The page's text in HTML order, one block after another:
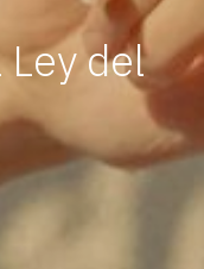
Ley del